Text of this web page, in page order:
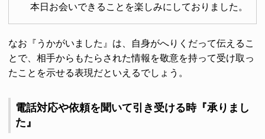
本日お会いできることを楽しみにしておりました。
なお『うかがいました』は、自身がへりくだって伝えるこ
とで、相手からもたらされた情報を敬意を持って受け取っ
たことを示せる表現だといえるでしょう。
電話対応や依頼を聞いて引き受ける時『承りまし
た』